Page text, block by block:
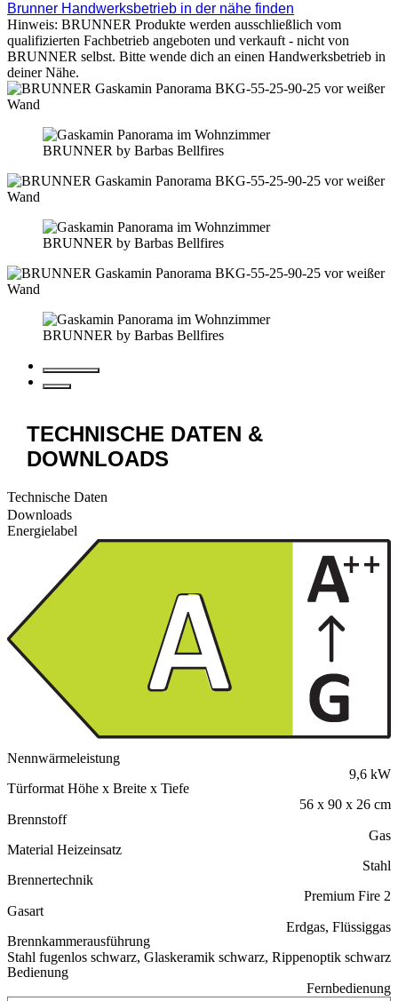
Brunner Handwerksbetrieb in der nähe finden
Hinweis: BRUNNER Produkte werden ausschließlich vom
qualifizierten Fachbetrieb angeboten und verkauft - nicht von
BRUNNER selbst. Bitte wende dich an einen Handwerksbetrieb in
deiner Nähe.
BRUNNER by Barbas Bellfires
BRUNNER by Barbas Bellfires
BRUNNER by Barbas Bellfires
TECHNISCHE DATEN &
DOWNLOADS
Technische Daten
Downloads
Energielabel
Nennwärmeleistung
9,6 kW
Türformat Höhe x Breite x Tiefe
56 x 90 x 26 cm
Brennstoff
Gas
Material Heizeinsatz
Stahl
Brennertechnik
Premium Fire 2
Gasart
Erdgas, Flüssiggas
Brennkammerausführung
Stahl fugenlos schwarz, Glaskeramik schwarz, Rippenoptik schwarz
Bedienung
Fernbedienung